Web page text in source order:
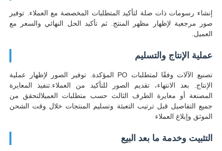
إنشاء رسومات ذات صلة لتأكيد المتطلبات المخصصة مع العملاء. توفير
صور مرجعية لإظهار مظهر المنتج. ثم تأكيد الحل النهائي والسعر مع
العميل.
عملية الإنتاج والتسليم
تصنيع الآلات وفقًا لمتطلبات PO المؤكدة. توفير الصور لإظهار عملية
الإنتاج. بعد الانتهاء، تقديم الصور للتأكيد من العملاء.تنفيذ المعايرة
المصنعة أو معايرة الطرف الثالث حسب متطلبات العميلالتحقق من
جميع التفاصيل قبل ترتيب التعبئة وتسليم المنتجات خلال وقت الشحن
الموثق وإبلاغ العملاء
التثبيت وخدمة ما بعد البيع